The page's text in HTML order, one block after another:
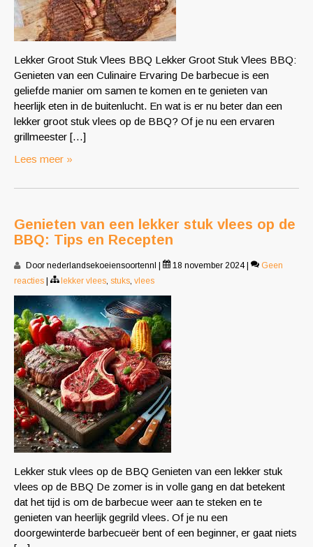
Lekker Groot Stuk Vlees BBQ Lekker Groot Stuk Vlees BBQ:
Genieten van een Culinaire Ervaring De barbecue is een
geliefde manier om samen te komen en te genieten van
heerlijk eten in de buitenlucht. En wat is er nu beter dan een
lekker groot stuk vlees op de BBQ? Of je nu een ervaren
grillmeester […]
Lees meer »
Genieten van een lekker stuk vlees op de
BBQ: Tips en Recepten
Door nederlandsekoeiensoortennl 18 november 2024
Geen
reacties
lekker vlees, stuks, vlees
Lekker stuk vlees op de BBQ Genieten van een lekker stuk
vlees op de BBQ De zomer is in volle gang en dat betekent
dat het tijd is om de barbecue weer aan te steken en te
genieten van heerlijk gegrild vlees. Of je nu een
doorgewinterde barbecueër bent of een beginner, er gaat niets